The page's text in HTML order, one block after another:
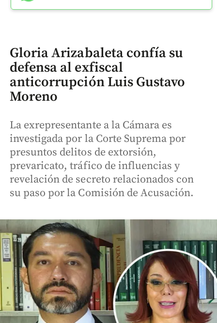
Gloria Arizabaleta confía su
defensa al exfiscal
anticorrupción Luis Gustavo
Moreno
La exrepresentante a la Cámara es
investigada por la Corte Suprema por
presuntos delitos de extorsión,
prevaricato, tráfico de influencias y
revelación de secreto relacionados con
su paso por la Comisión de Acusación.